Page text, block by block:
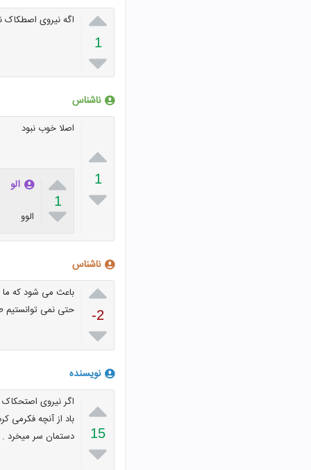

1

اگه نیروی اصطکاک
ناشناس

1

اصلا خوب نبود

1

الو
الوو
ناشناس

-2

باعث می شود که ما
حتی نمی توانستیم
نویسنده

15

اگر نیروی
باد از آنچه فکرمی
دستمان سر میخرد .